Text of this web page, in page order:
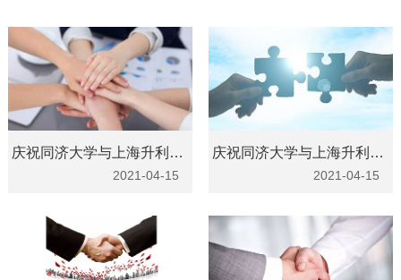
庆祝同济大学与上海升利合作愉快
2021-04-15
庆祝同济大学与上海升利合作成功
2021-04-15